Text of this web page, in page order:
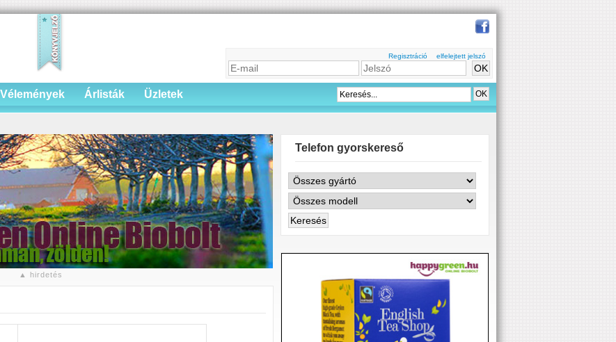
Regisztráció elfelejtett jelszó
Vélemények Árlisták Üzletek
▲ hirdetés
Telefon gyorskereső